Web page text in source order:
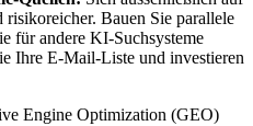
Bauen Sie parallele
für andere KI-Suchsysteme
Ihre E-Mail-Liste und investieren
Engine Optimization (GEO)